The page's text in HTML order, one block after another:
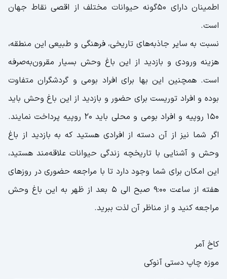
اطمینان دارای ۵۰گونه حیوانات مختلف از اقصی نقاط جهان
است.
نسبت به سایر جاذبه‌های تاریخی، فرهنگی و طبیعی این منطقه،
هزینه ورودی و بازدید از این باغ وحش بسیار مقرون‌به‌صرفه
است. همچنین این بها برای افراد بومی و گردشگران متفاوت
بوده و افراد توریست برای حضور و بازدید از این باغ وحش باید
۱۵۰ روپیه و افراد بومی و محلی باید ۲۰ روپیه پرداخت نمایند.
اگر شما نیز از آن دسته از افرادی هستید که به بازدید از باغ
وحش و آشنایی با تاریخچه زندگی حیوانات علاقه‌مند هستید،
این امکان برای شما وجود دارد تا با مراجعه حضوری در روز‌های
هفته از ساعت 9:00 صبح الی 5 بعد از ظهر به این باغ وحش
مراجعه کنید و از مناظر آن لذت ببرید.
کاخ آمر
موزه چاپ دستی آنوکی